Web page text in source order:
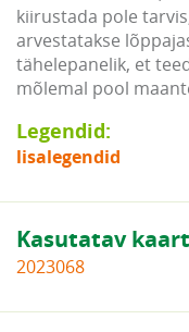
kiirustada pole
arvestatakse
tähelepanelik, et
mõlemal pool
Legendid:
lisalegendid
Kasutatav kaart
2023068